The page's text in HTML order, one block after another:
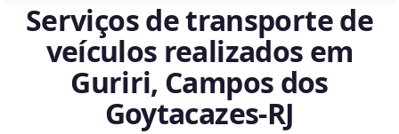
Serviços de transporte de
veículos realizados em
Guriri, Campos dos
Goytacazes‑RJ